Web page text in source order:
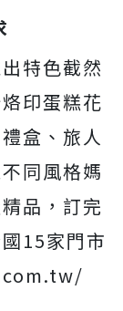
特色截然
印蛋糕花
盒、旅人
同風格媽
品，訂完
15家門市